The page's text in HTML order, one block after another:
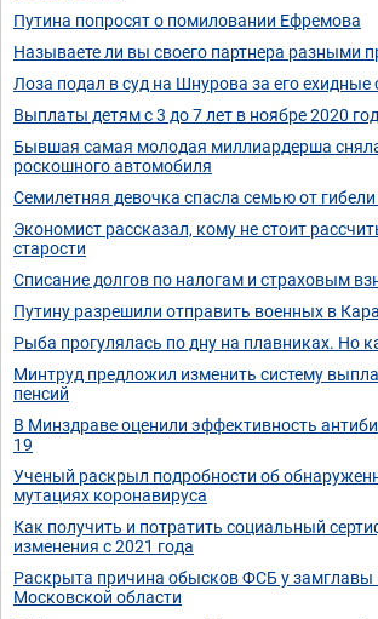
Путина попросят о помиловании Ефремова
Называете ли вы своего партнера разными
Лоза подал в суд на Шнурова за его ехидные
Выплаты детям с 3 до 7 лет в ноябре 2020
Бывшая самая молодая миллиардерша
роскошного автомобиля
Семилетняя девочка спасла семью от гибели
Экономист рассказал, кому не стоит
старости
Списание долгов по налогам и страховым
Путину разрешили отправить военных в
Рыба прогулялась по дну на плавниках. Но
Минтруд предложил изменить систему
пенсий
В Минздраве оценили эффективность
19
Ученый раскрыл подробности об
мутациях коронавируса
Как получить и потратить социальный
изменения с 2021 года
Раскрыта причина обысков ФСБ у замглавы
Московской области